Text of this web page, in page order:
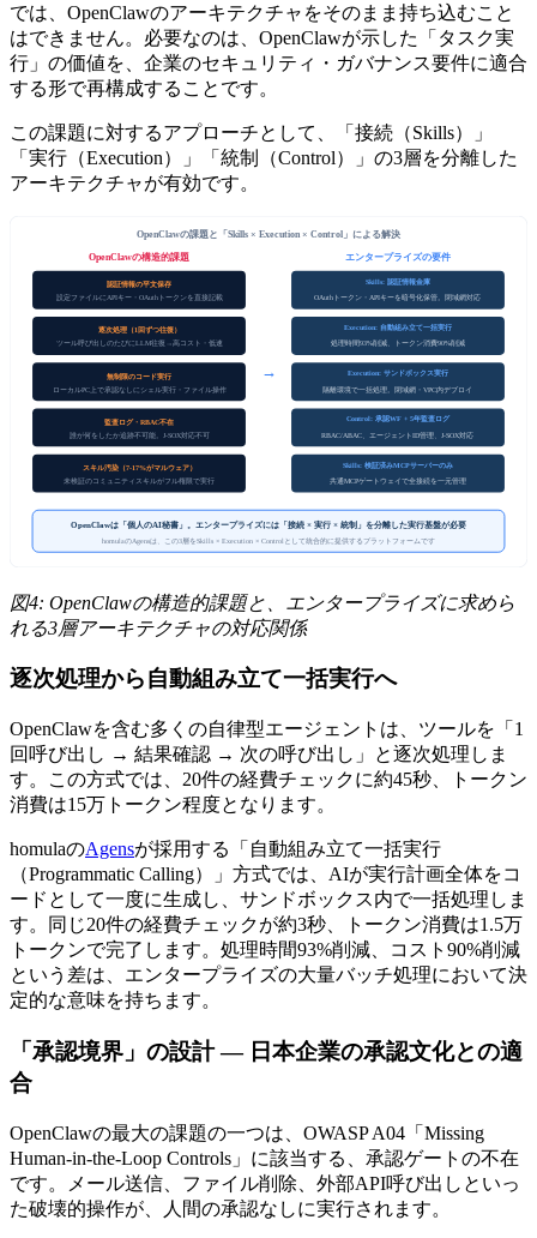
では、OpenClawのアーキテクチャをそのまま持ち込むこと
はできません。必要なのは、OpenClawが示した「タスク実
行」の価値を、企業のセキュリティ・ガバナンス要件に適合
する形で再構成することです。
この課題に対するアプローチとして、「接続（Skills）」
「実行（Execution）」「統制（Control）」の3層を分離した
アーキテクチャが有効です。
OpenClawの課題と「Skills × Execution × Control」による解決
OpenClawの構造的課題
認証情報の平文保存
設定ファイルにAPIキー・OAuthトークンを直接記載
逐次処理（1回ずつ往復）
ツール呼び出しのたびにLLM往復→高コスト・低速
無制限のコード実行
ローカルPC上で承認なしにシェル実行・ファイル操作
監査ログ・RBAC不在
誰が何をしたか追跡不可能。J-SOX対応不可
スキル汚染（7-17%がマルウェア）
未検証のコミュニティスキルがフル権限で実行
→
エンタープライズの要件
Skills: 認証情報金庫
OAuthトークン・APIキーを暗号化保管。閉域網対応
Execution: 自動組み立て一括実行
処理時間93%削減、トークン消費90%削減
Execution: サンドボックス実行
隔離環境で一括処理。閉域網・VPC内デプロイ
Control: 承認WF + 5年監査ログ
RBAC/ABAC、エージェントID管理、J-SOX対応
Skills: 検証済みMCPサーバーのみ
共通MCPゲートウェイで全接続を一元管理
OpenClawは「個人のAI秘書」。エンタープライズには「接続 × 実行 × 統制」を分離した実行基盤が必要
homulaのAgensは、この3層をSkills × Execution × Controlとして統合的に提供するプラットフォームです
図4: OpenClawの構造的課題と、エンタープライズに求めら
れる3層アーキテクチャの対応関係
逐次処理から自動組み立て一括実行へ
OpenClawを含む多くの自律型エージェントは、ツールを「1
回呼び出し → 結果確認 → 次の呼び出し」と逐次処理しま
す。この方式では、20件の経費チェックに約45秒、トークン
消費は15万トークン程度となります。
homulaのAgensが採用する「自動組み立て一括実行
（Programmatic Calling）」方式では、AIが実行計画全体をコ
ードとして一度に生成し、サンドボックス内で一括処理しま
す。同じ20件の経費チェックが約3秒、トークン消費は1.5万
トークンで完了します。処理時間93%削減、コスト90%削減
という差は、エンタープライズの大量バッチ処理において決
定的な意味を持ちます。
「承認境界」の設計 — 日本企業の承認文化との適
合
OpenClawの最大の課題の一つは、OWASP A04「Missing
Human-in-the-Loop Controls」に該当する、承認ゲートの不在
です。メール送信、ファイル削除、外部API呼び出しといっ
た破壊的操作が、人間の承認なしに実行されます。